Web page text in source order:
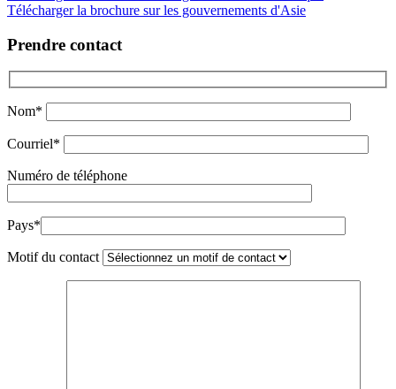
Télécharger la brochure sur les gouvernements d'Asie
Prendre contact
Nom*
Courriel*
Numéro de téléphone
Pays*
Motif du contact